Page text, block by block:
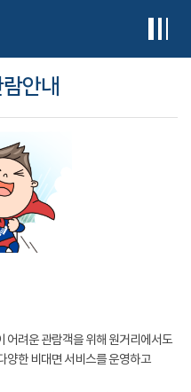
안내
어려운 관람객을 위해 원거리에서도
양한 비대면 서비스를 운영하고